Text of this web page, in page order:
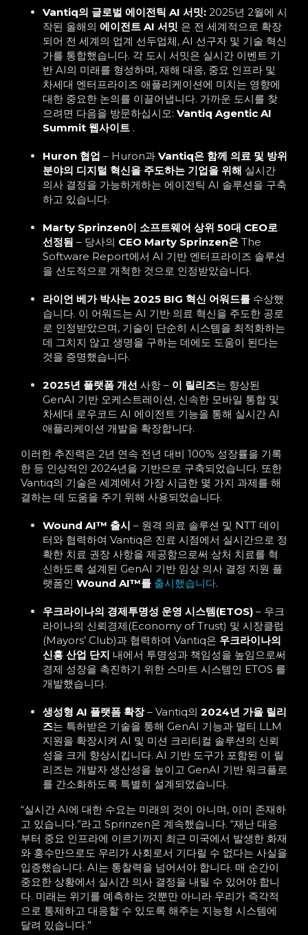
Vantiq의 글로벌 에이전틱 AI 서밋: 2025년 2월에 시
작된 올해의 에이전트 AI 서밋 은 전 세계적으로 확장
되어 전 세계의 업계 선두업체, AI 선구자 및 기술 혁신
가를 통합했습니다. 각 도시 서밋은 실시간 이벤트 기
반 AI의 미래를 형성하며, 재해 대응, 중요 인프라 및
차세대 엔터프라이즈 애플리케이션에 미치는 영향에
대한 중요한 논의를 이끌어냅니다. 가까운 도시를 찾
으려면 다음을 방문하십시오: Vantiq Agentic AI
Summit 웹사이트 .
Huron 협업 – Huron과 Vantiq은 함께 의료 및 방위
분야의 디지털 혁신을 주도하는 기업을 위해 실시간
의사 결정을 가능하게하는 에이전틱 AI 솔루션을 구축
하고 있습니다.
Marty Sprinzen이 소프트웨어 상위 50대 CEO로
선정됨 – 당사의 CEO Marty Sprinzen은 The
Software Report에서 AI 기반 엔터프라이즈 솔루션
을 선도적으로 개척한 것으로 인정받았습니다.
라이언 베가 박사는 2025 BIG 혁신 어워드를 수상했
습니다. 이 어워드는 AI 기반 의료 혁신을 주도한 공로
로 인정받았으며, 기술이 단순히 시스템을 최적화하는
데 그치지 않고 생명을 구하는 데에도 도움이 된다는
것을 증명했습니다.
2025년 플랫폼 개선 사항 – 이 릴리즈는 향상된
GenAI 기반 오케스트레이션, 신속한 모바일 통합 및
차세대 로우코드 AI 에이전트 기능을 통해 실시간 AI
애플리케이션 개발을 확장합니다.
이러한 추진력은 2년 연속 전년 대비 100% 성장률을 기록
한 등 인상적인 2024년을 기반으로 구축되었습니다. 또한
Vantiq의 기술은 세계에서 가장 시급한 몇 가지 과제를 해
결하는 데 도움을 주기 위해 사용되었습니다.
Wound AI™ 출시 – 원격 의료 솔루션 및 NTT 데이
터와 협력하여 Vantiq은 진료 시점에서 실시간으로 정
확한 치료 권장 사항을 제공함으로써 상처 치료를 혁
신하도록 설계된 GenAI 기반 임상 의사 결정 지원 플
랫폼인 Wound AI™를 출시했습니다.
우크라이나의 경제투명성 운영 시스템(ETOS) – 우크
라이나의 신뢰경제(Economy of Trust) 및 시장클럽
(Mayors’ Club)과 협력하여 Vantiq은 우크라이나의
신흥 산업 단지 내에서 투명성과 책임성을 높임으로써
경제 성장을 촉진하기 위한 스마트 시스템인 ETOS 를
개발했습니다.
생성형 AI 플랫폼 확장– Vantiq의 2024년 가을 릴리
즈는 특허받은 기술을 통해 GenAI 기능과 멀티 LLM
지원을 확장시켜 AI 및 미션 크리티컬 솔루션의 신뢰
성을 크게 향상시킵니다. AI 기반 도구가 포함된 이 릴
리즈는 개발자 생산성을 높이고 GenAI 기반 워크플로
를 간소화하도록 특별히 설계되었습니다.
“실시간 AI에 대한 수요는 미래의 것이 아니며, 이미 존재하
고 있습니다.”라고 Sprinzen은 계속했습니다. “재난 대응
부터 중요 인프라에 이르기까지 최근 미국에서 발생한 화재
와 홍수만으로도 우리가 사회로서 기다릴 수 없다는 사실을
입증했습니다. AI는 통찰력을 넘어서야 합니다. 매 순간이
중요한 상황에서 실시간 의사 결정을 내릴 수 있어야 합니
다. 미래는 위기를 예측하는 것뿐만 아니라 우리가 즉각적
으로 통제하고 대응할 수 있도록 해주는 지능형 시스템에
달려 있습니다.”